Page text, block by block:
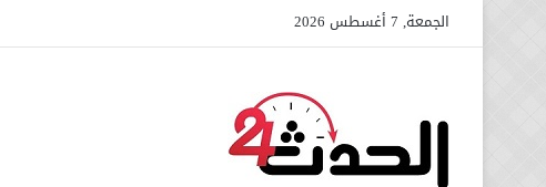
الجمعة, 7 أغسطس 2026